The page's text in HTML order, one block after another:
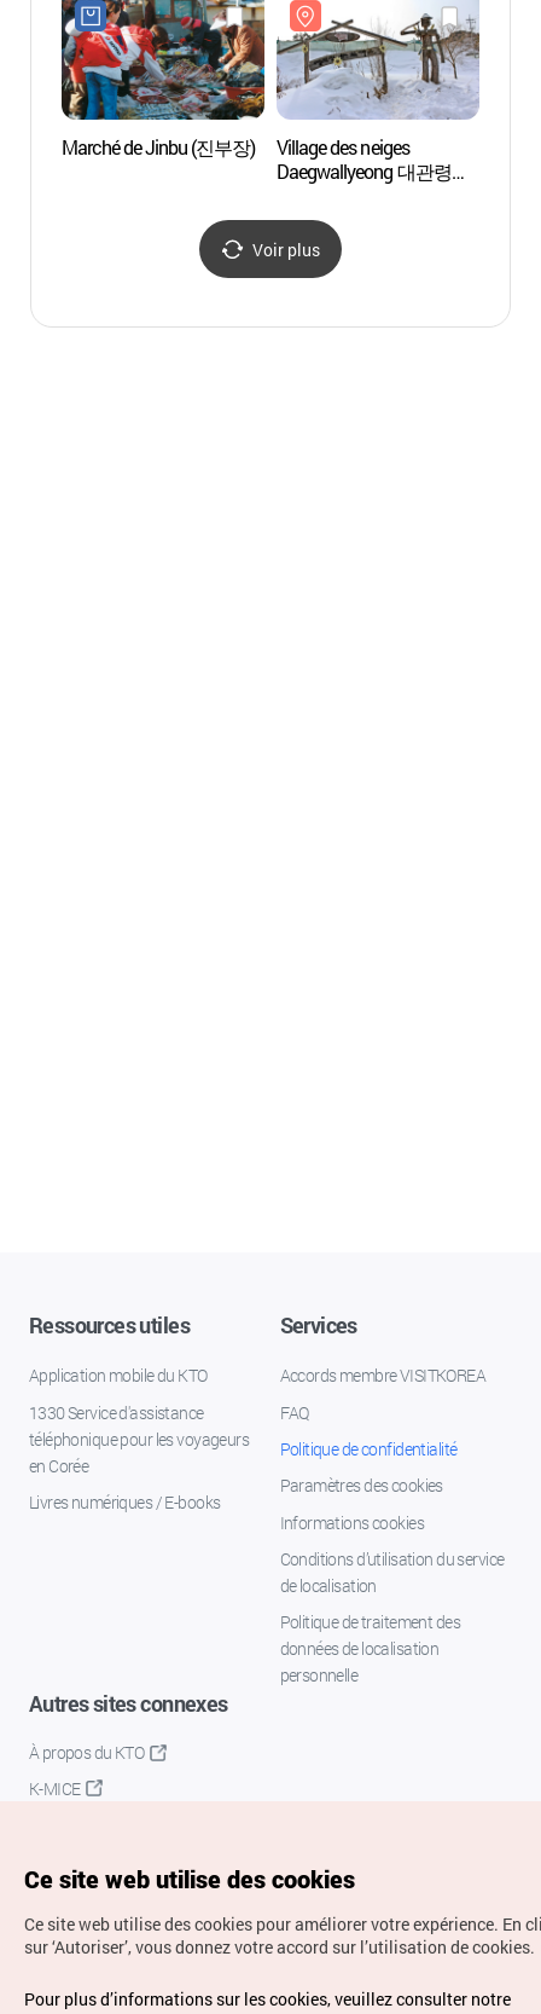
Marché de Jinbu (진부장)
Village des neiges
Daegwallyeong 대관령
Voir plus
Ressources utiles
Application mobile du KTO
1330 Service d'assistance
téléphonique pour les voyageurs
en Corée
Livres numériques / E-books
Services
Accords membre VISITKOREA
FAQ
Politique de confidentialité
Paramètres des cookies
Informations cookies
Conditions d’utilisation du service
de localisation
Politique de traitement des
données de localisation
personnelle
Autres sites connexes
À propos du KTO
K-MICE
Droits d’auteur (c) Office National du Tourisme en Corée.
Ce site web utilise des cookies
Ce site web utilise des cookies pour améliorer votre expérience. En
sur ‘Autoriser’, vous donnez votre accord sur l’utilisation de cookies.
Pour plus d’informations sur les cookies, veuillez consulter notre